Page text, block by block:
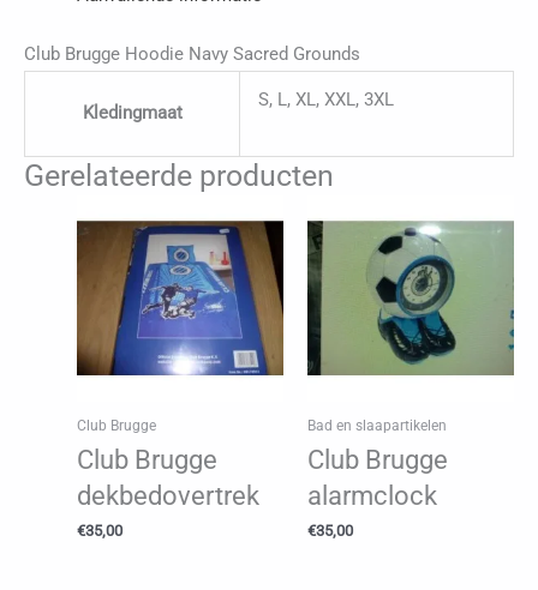
Club Brugge Hoodie Navy Sacred Grounds
Kledingmaat
S, L, XL, XXL, 3XL
Gerelateerde producten
Club Brugge
Club Brugge
dekbedovertrek
€35,00
Bad en slaapartikelen
Club Brugge
alarmclock
€35,00